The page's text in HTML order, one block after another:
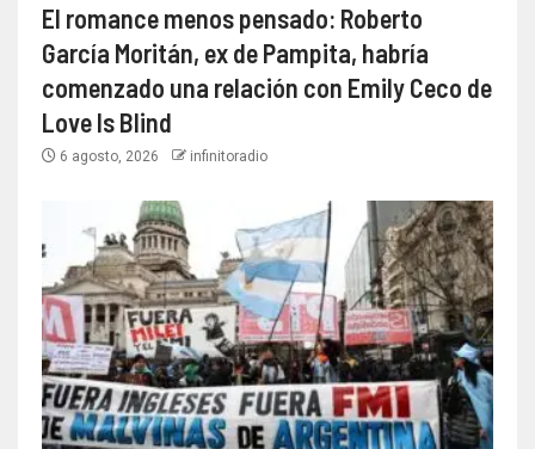
El romance menos pensado: Roberto
García Moritán, ex de Pampita, habría
comenzado una relación con Emily Ceco de
Love Is Blind
6 agosto, 2026 infinitoradio